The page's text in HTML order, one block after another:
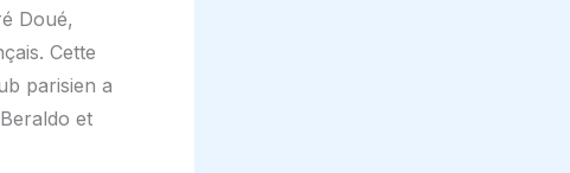
Doué,
Cette
parisien a
et